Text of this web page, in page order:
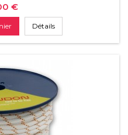
€
Détails